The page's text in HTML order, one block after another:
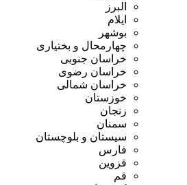
البرز
ایلام
بوشهر
چهارمحال و بختیاری
خراسان جنوبی
خراسان رضوی
خراسان شمالی
خوزستان
زنجان
سمنان
سیستان و بلوچستان
فارس
قزوین
قم